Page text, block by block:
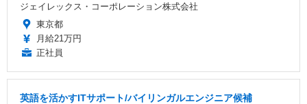
ジェイレックス・コーポレーション株式会社
東京都
月給21万円
正社員
英語を活かすITサポート/バイリンガルエンジニア候補